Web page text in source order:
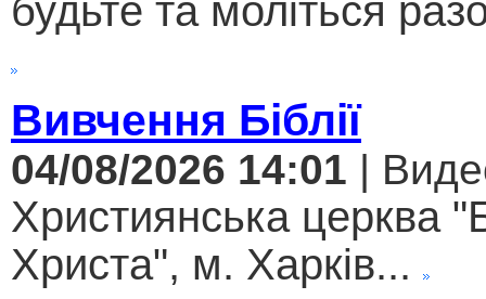
будьте та моліться
Вивчення Біблії
04/08/2026 14:01 |
Християнська церква
Христа", м. Харків...